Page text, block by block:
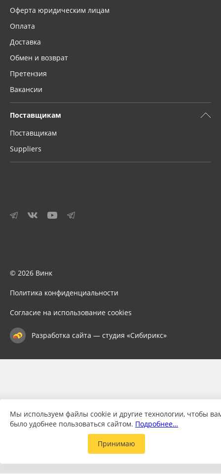
Оферта юридическим лицам
Оплата
Доставка
Обмен и возврат
Претензия
Вакансии
Поставщикам
Поставщикам
Suppliers
© 2026 Винк
Политика конфиденциальности
Согласие на использование cookies
Разработка сайта — студия «Сибирикс»
Мы используем файлы cookie и другие технологии, чтобы
было удобнее пользоваться сайтом. Подробнее…
Принимаю